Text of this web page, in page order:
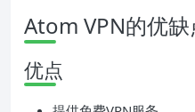
Atom VPN的优缺
优点